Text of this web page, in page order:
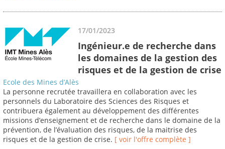
17/01/2023
Ingénieur.e de recherche dans
les domaines de la gestion des
risques et de la gestion de crise
Ecole des Mines d’Alès
La personne recrutée travaillera en collaboration avec les
personnels du Laboratoire des Sciences des Risques et
contribuera également au développement des différentes
missions d’enseignement et de recherche dans le domaine de la
prévention, de l’évaluation des risques, de la maitrise des
risques et de la gestion de crise. [ voir l'offre complète ]